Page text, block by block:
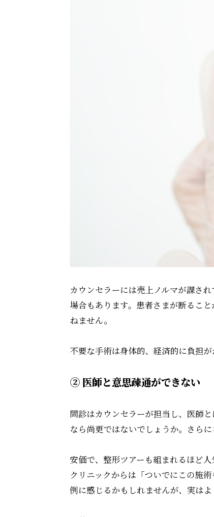
カウンセラーには売上ノルマが課さ
場合もあります。患者さまが断るこ
ねません。
不要な手術は身体的、経済的に負担
② 医師と意思疎通ができない
問診はカウンセラーが担当し、医師
なら尚更ではないでしょうか。さら
安価で、整形ツアーも組まれるほど
クリニックからは「ついでにこの施
例に感じるかもしれませんが、実はよ